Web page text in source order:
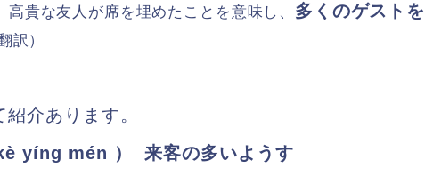
高貴な友人が席を埋めたことを意味し、 多くのゲストを
訳）
紹介あります。
yíng mén ） 来客の多いようす